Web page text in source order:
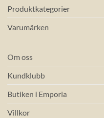
Produktkategorier
Varumärken
Om oss
Kundklubb
Butiken i Emporia
Villkor